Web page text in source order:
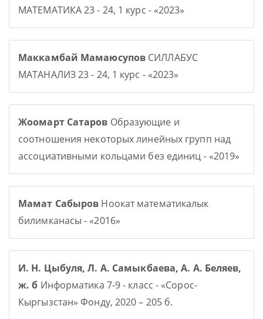
МАТЕМАТИКА 23 - 24, 1 курс - «2023»
Маккамбай Мамаюсупов СИЛЛАБУС
МАТАНАЛИЗ 23 - 24, 1 курс - «2023»
Жоомарт Сатаров Образующие и
соотношения некоторых линейных групп над
ассоциативными кольцами без единиц - «2019»
Мамат Сабыров Ноокат математикалык
билимканасы - «2016»
И. Н. Цыбуля, Л. А. Самыкбаева, А. А. Беляев,
ж. б Информатика 7-9 - класс - «Сорос-
Кыргызстан» Фонду, 2020 – 205 б.